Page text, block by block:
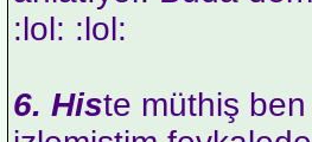
:lol: :lol:
6. Histe müthiş